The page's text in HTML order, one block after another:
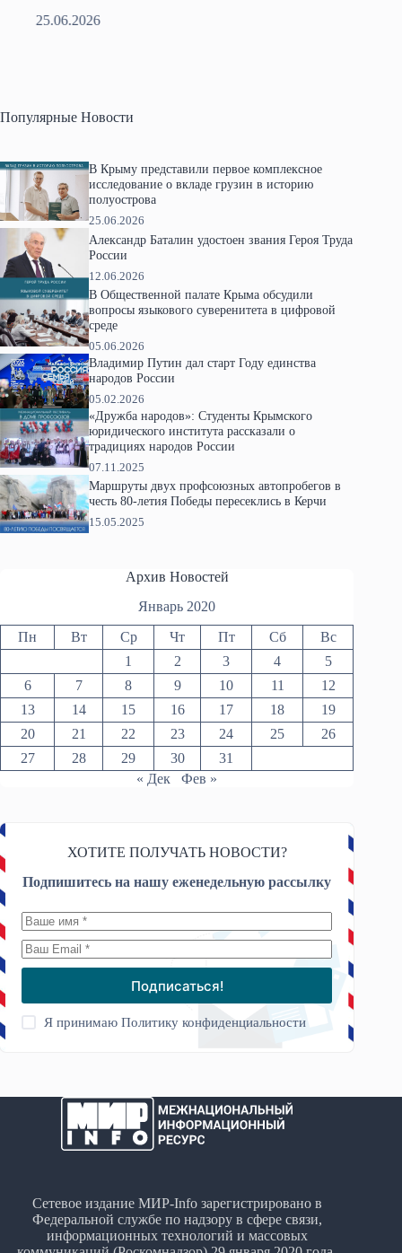
25.06.2026
Популярные Новости
В Крыму представили первое комплексное
исследование о вкладе грузин в историю
полуострова
25.06.2026
Александр Баталин удостоен звания Героя Труда
России
12.06.2026
В Общественной палате Крыма обсудили
вопросы языкового суверенитета в цифровой
среде
05.06.2026
Владимир Путин дал старт Году единства
народов России
05.02.2026
«Дружба народов»: Студенты Крымского
юридического института рассказали о
традициях народов России
07.11.2025
Маршруты двух профсоюзных автопробегов в
честь 80-летия Победы пересеклись в Керчи
15.05.2025
Архив Новостей
Январь 2020
Пн Вт Ср Чт Пт Сб
Вс
1
2 3 4
5
6
7 8 9 10 11
12
13
14 15 16 17 18
19
20
21 22 23 24 25
26
27
28 29 30
31
« Дек
Фев »
ХОТИТЕ ПОЛУЧАТЬ НОВОСТИ?
Подпишитесь на нашу еженедельную рассылку
Подписаться!
Я принимаюПолитику конфиденциальности
Сетевое издание МИР-Info зарегистрировано в
Федеральной службе по надзору в сфере связи,
информационных технологий и массовых